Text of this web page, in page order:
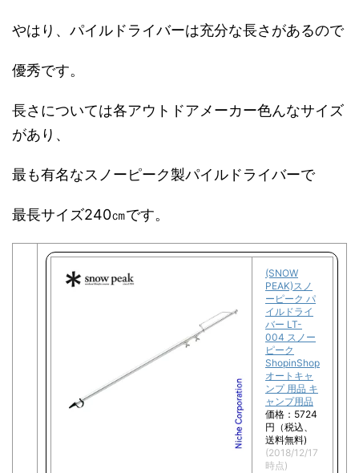
やはり、パイルドライバーは充分な長さがあるので
優秀です。
長さについては各アウトドアメーカー色んなサイズ
があり、
最も有名なスノーピーク製パイルドライバーで
最長サイズ240㎝です。
(SNOW
PEAK)スノ
ーピーク パ
イルドライ
バー LT-
004 スノー
ピーク
ShopinShop
オートキャ
ンプ 用品 キ
ャンプ用品
価格：5724
円（税込、
送料無料)
(2018/12/17
時点)